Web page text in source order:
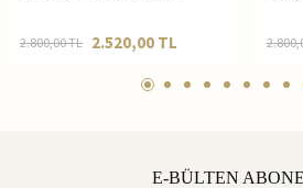
2.800,00TL 2.520,00 TL
E-BÜLTEN